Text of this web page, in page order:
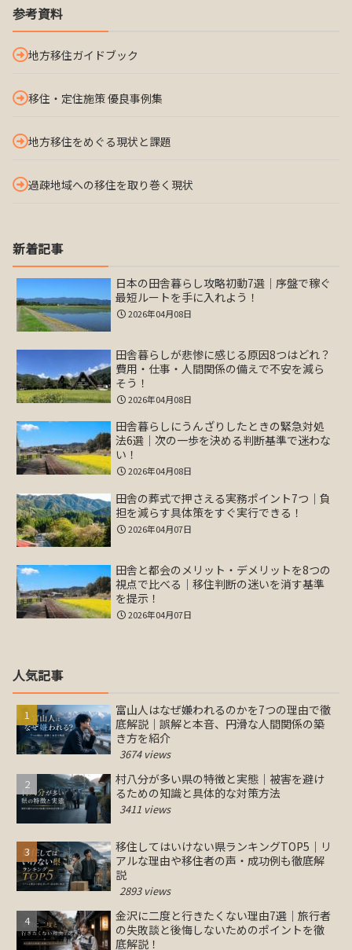
参考資料
地方移住ガイドブック
移住・定住施策 優良事例集
地方移住をめぐる現状と課題
過疎地域への移住を取り巻く現状
新着記事
日本の田舎暮らし攻略初動7選｜序盤で稼ぐ
最短ルートを手に入れよう！
2026年04月08日
田舎暮らしが悲惨に感じる原因8つはどれ？
費用・仕事・人間関係の備えで不安を減ら
そう！
2026年04月08日
田舎暮らしにうんざりしたときの緊急対処
法6選｜次の一歩を決める判断基準で迷わな
い！
2026年04月08日
田舎の葬式で押さえる実務ポイント7つ｜負
担を減らす具体策をすぐ実行できる！
2026年04月07日
田舎と都会のメリット・デメリットを8つの
視点で比べる｜移住判断の迷いを消す基準
を提示！
2026年04月07日
人気記事
富山人はなぜ嫌われるのかを7つの理由で徹
底解説｜誤解と本音、円滑な人間関係の築
き方を紹介
3674 views
村八分が多い県の特徴と実態｜被害を避け
るための知識と具体的な対策方法
3411 views
移住してはいけない県ランキングTOP5｜リ
アルな理由や移住者の声・成功例も徹底解
説
2893 views
金沢に二度と行きたくない理由7選｜旅行者
の失敗談と後悔しないためのポイントを徹
底解説！